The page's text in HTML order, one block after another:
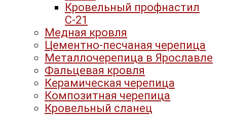
Кровельный профнастил
С-21
Медная кровля
Цементно-песчаная черепица
Металлочерепица в Ярославле
Фальцевая кровля
Керамическая черепица
Композитная черепица
Кровельный сланец